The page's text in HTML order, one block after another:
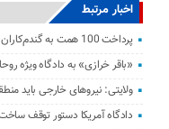
اخبار مرتبط
پرداخت 100 همت به گندم‌کاران تا 22 مرداد
«باقر خرازی» به دادگاه ویژه
ولایتی: نیرو‌های خارجی باید
دادگاه آمریکا دستور توقف ساخت سالن ۴۰۰ میلیون دلاری